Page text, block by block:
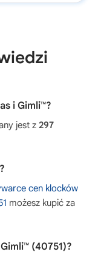
i Gimli™?
jest z 297
cen klocków
możesz kupić za
(40751)?